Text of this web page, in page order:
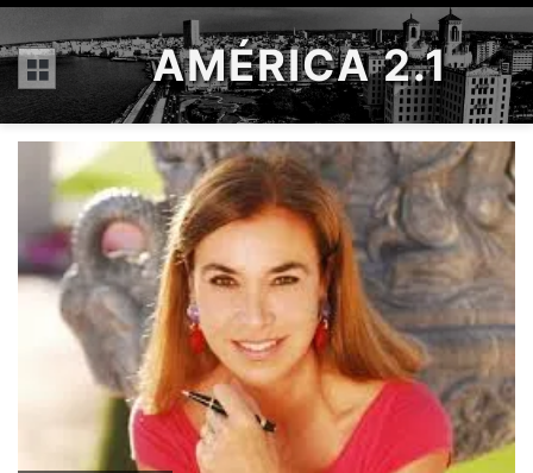
Menú AMÉRICA 2.1